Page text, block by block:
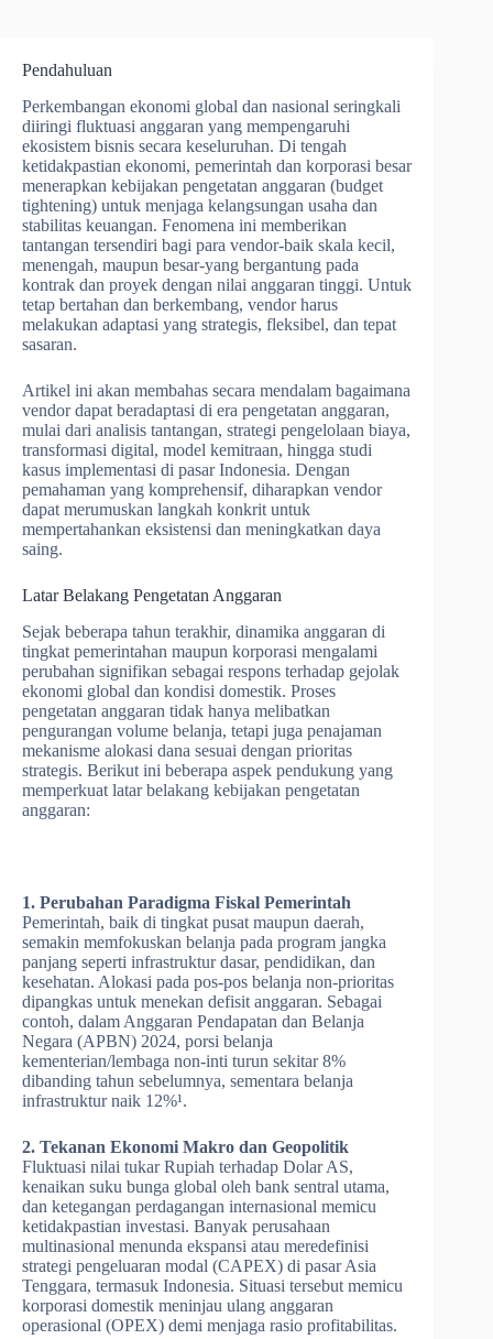
Pendahuluan
Perkembangan ekonomi global dan nasional seringkali
diiringi fluktuasi anggaran yang mempengaruhi
ekosistem bisnis secara keseluruhan. Di tengah
ketidakpastian ekonomi, pemerintah dan korporasi besar
menerapkan kebijakan pengetatan anggaran (budget
tightening) untuk menjaga kelangsungan usaha dan
stabilitas keuangan. Fenomena ini memberikan
tantangan tersendiri bagi para vendor-baik skala kecil,
menengah, maupun besar-yang bergantung pada
kontrak dan proyek dengan nilai anggaran tinggi. Untuk
tetap bertahan dan berkembang, vendor harus
melakukan adaptasi yang strategis, fleksibel, dan tepat
sasaran.
Artikel ini akan membahas secara mendalam bagaimana
vendor dapat beradaptasi di era pengetatan anggaran,
mulai dari analisis tantangan, strategi pengelolaan biaya,
transformasi digital, model kemitraan, hingga studi
kasus implementasi di pasar Indonesia. Dengan
pemahaman yang komprehensif, diharapkan vendor
dapat merumuskan langkah konkrit untuk
mempertahankan eksistensi dan meningkatkan daya
saing.
Latar Belakang Pengetatan Anggaran
Sejak beberapa tahun terakhir, dinamika anggaran di
tingkat pemerintahan maupun korporasi mengalami
perubahan signifikan sebagai respons terhadap gejolak
ekonomi global dan kondisi domestik. Proses
pengetatan anggaran tidak hanya melibatkan
pengurangan volume belanja, tetapi juga penajaman
mekanisme alokasi dana sesuai dengan prioritas
strategis. Berikut ini beberapa aspek pendukung yang
memperkuat latar belakang kebijakan pengetatan
anggaran:
1. Perubahan Paradigma Fiskal Pemerintah
Pemerintah, baik di tingkat pusat maupun daerah,
semakin memfokuskan belanja pada program jangka
panjang seperti infrastruktur dasar, pendidikan, dan
kesehatan. Alokasi pada pos-pos belanja non-prioritas
dipangkas untuk menekan defisit anggaran. Sebagai
contoh, dalam Anggaran Pendapatan dan Belanja
Negara (APBN) 2024, porsi belanja
kementerian/lembaga non-inti turun sekitar 8%
dibanding tahun sebelumnya, sementara belanja
infrastruktur naik 12%¹.
2. Tekanan Ekonomi Makro dan Geopolitik
Fluktuasi nilai tukar Rupiah terhadap Dolar AS,
kenaikan suku bunga global oleh bank sentral utama,
dan ketegangan perdagangan internasional memicu
ketidakpastian investasi. Banyak perusahaan
multinasional menunda ekspansi atau meredefinisi
strategi pengeluaran modal (CAPEX) di pasar Asia
Tenggara, termasuk Indonesia. Situasi tersebut memicu
korporasi domestik meninjau ulang anggaran
operasional (OPEX) demi menjaga rasio profitabilitas.